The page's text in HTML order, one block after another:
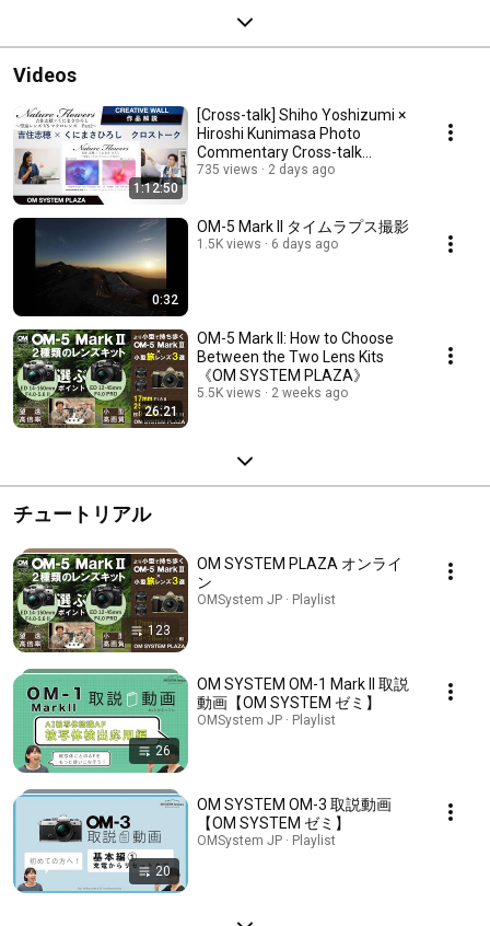
Videos
1:12:50
[Cross-talk] Shiho Yoshizumi ×
Hiroshi Kunimasa Photo
Commentary Cross-talk
(Nature Flowers Shiho...
735 views 2 days ago
0:32
OM-5 Mark II タイムラプス撮影
1.5K views 6 days ago
26:21
OM-5 Mark II: How to Choose
Between the Two Lens Kits
《OM SYSTEM PLAZA》
5.5K views 2 weeks ago
チュートリアル
123
OM SYSTEM PLAZA オンライ
ン
OMSystem JP · Playlist
26
OM SYSTEM OM-1 Mark II 取説
動画【OM SYSTEM ゼミ】
OMSystem JP · Playlist
20
OM SYSTEM OM-3 取説動画
【OM SYSTEM ゼミ】
OMSystem JP · Playlist